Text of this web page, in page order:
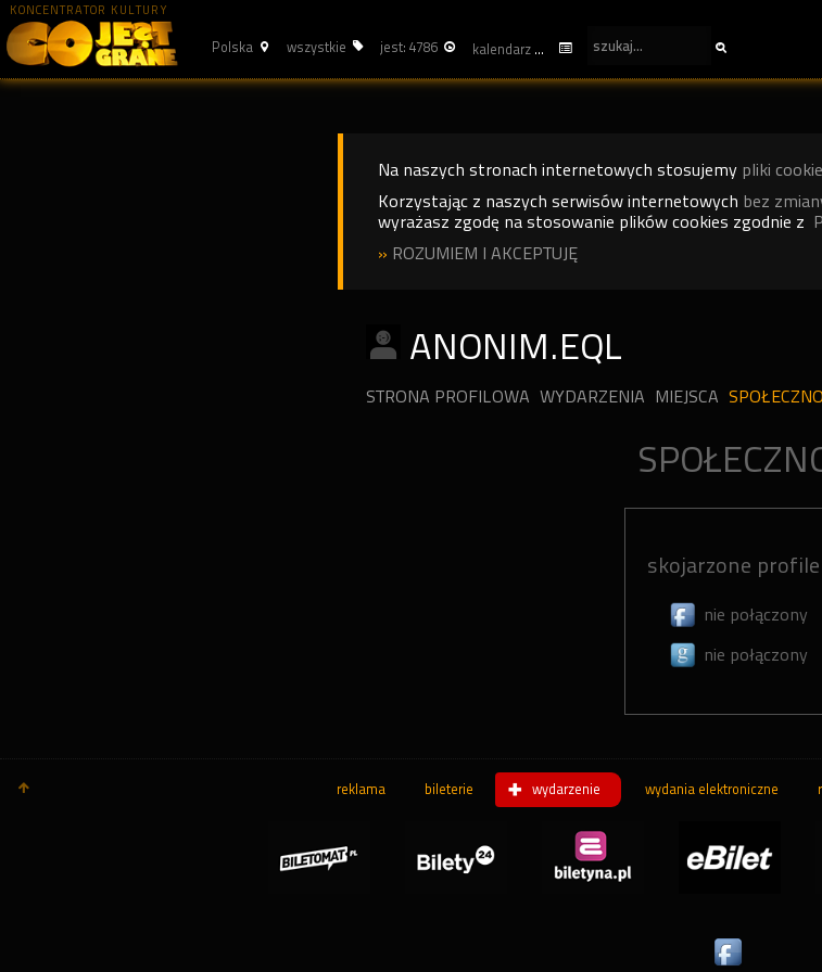
KONCENTRATOR KULTURY
Polska wszystkie jest: 4786 kalendarz
Na naszych stronach internetowych stosujemy pliki
Korzystając z naszych serwisów internetowych bez
wyrażasz zgodę na stosowanie plików cookies zgodnie z
» ROZUMIEM I AKCEPTUJĘ
ANONIM.EQL
STRONA PROFILOWA WYDARZENIA MIEJSCA
skojarzone profile
nie połączony
nie połączony
reklama bileterie wydarzenie wydania elektroniczne